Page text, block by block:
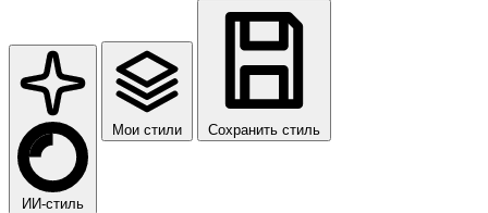
ИИ-стиль
Мои стили Сохранить стиль